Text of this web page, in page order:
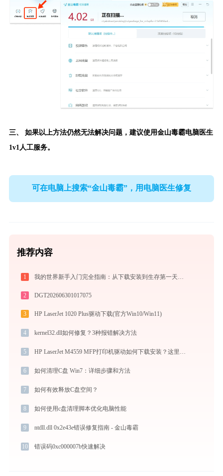
三、 如果以上方法仍然无法解决问题，建议使用金山毒霸电脑医生
1v1人工服务。
可在电脑上搜索“金山毒霸”，用电脑医生修复
推荐内容
1
2 DGT202606301017075
3 HP LaserJet 1020 Plus驱动下载(官方Win10/Win11)
4 kernel32.dll如何修复？3种报错解决方法
5
6 如何清理C盘 Win7：详细步骤和方法
7 如何有效释放C盘空间？
8 如何使用c盘清理脚本优化电脑性能
9 ntdll.dll 0x2e43e错误修复指南 - 金山毒霸
10 错误码0xc000007b快速解决